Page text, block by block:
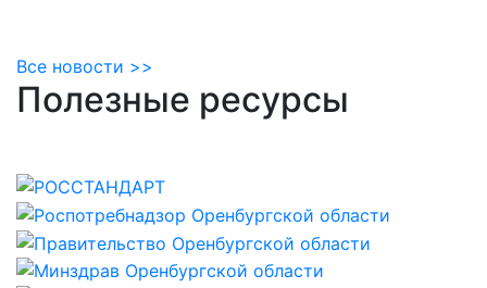
Все новости >>
Полезные ресурсы